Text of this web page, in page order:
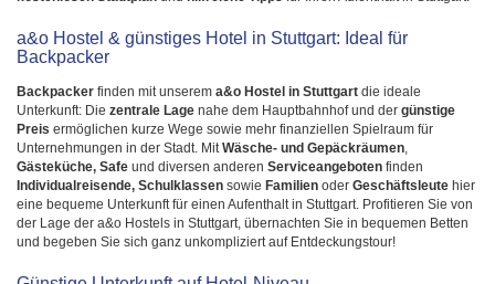
a&o Hostel & günstiges Hotel in Stuttgart: Ideal für
Backpacker
Backpacker finden mit unserem a&o Hostel in Stuttgart die ideale
Unterkunft: Die zentrale Lage nahe dem Hauptbahnhof und der günstige
Preis ermöglichen kurze Wege sowie mehr finanziellen Spielraum für
Unternehmungen in der Stadt. MitWäsche- und Gepäckräumen,
Gästeküche, Safe und diversen anderen Serviceangeboten finden
Individualreisende, Schulklassen sowie Familien oder Geschäftsleute hier
eine bequeme Unterkunft für einen Aufenthalt in Stuttgart. Profitieren Sie von
der Lage der a&o Hostels in Stuttgart, übernachten Sie in bequemen Betten
und begeben Sie sich ganz unkompliziert auf Entdeckungstour!